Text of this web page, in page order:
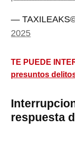
—
2025
TE PUEDE
presuntos
respuesta